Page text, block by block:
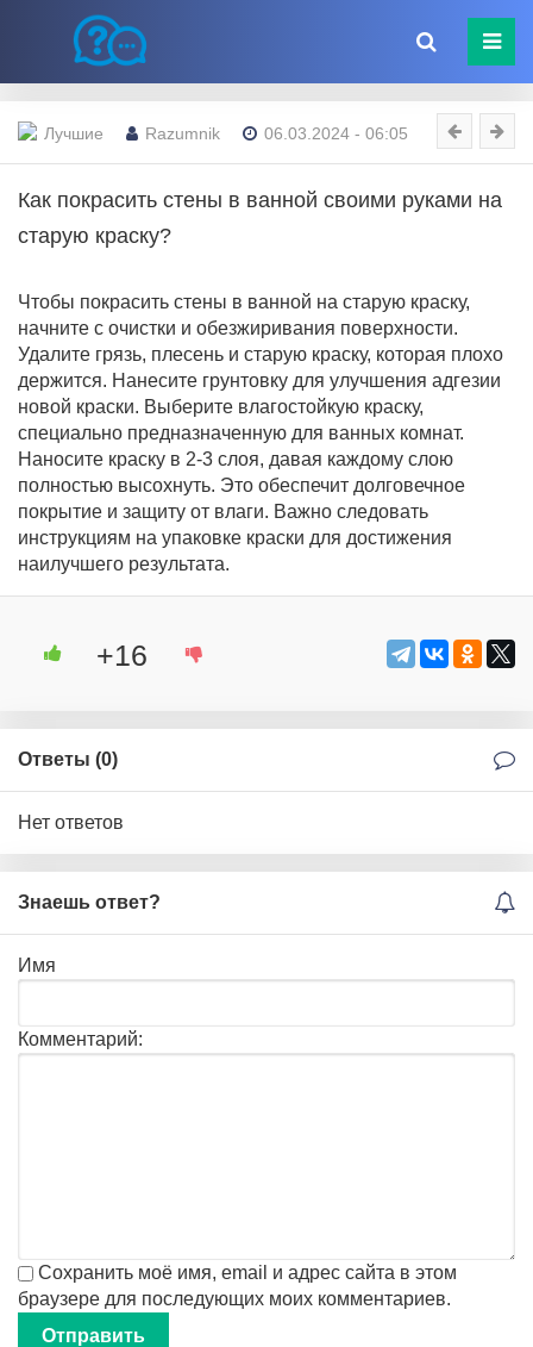
Лучшие Razumnik 06.03.2024 - 06:05
Как покрасить стены в ванной своими руками на
старую краску?
Чтобы покрасить стены в ванной на старую краску,
начните с очистки и обезжиривания поверхности.
Удалите грязь, плесень и старую краску, которая плохо
держится. Нанесите грунтовку для улучшения адгезии
новой краски. Выберите влагостойкую краску,
специально предназначенную для ванных комнат.
Наносите краску в 2-3 слоя, давая каждому слою
полностью высохнуть. Это обеспечит долговечное
покрытие и защиту от влаги. Важно следовать
инструкциям на упаковке краски для достижения
наилучшего результата.
+16
Ответы (0)
Нет ответов
Знаешь ответ?
Имя
Комментарий:
Сохранить моё имя, email и адрес сайта в этом
браузере для последующих моих комментариев.